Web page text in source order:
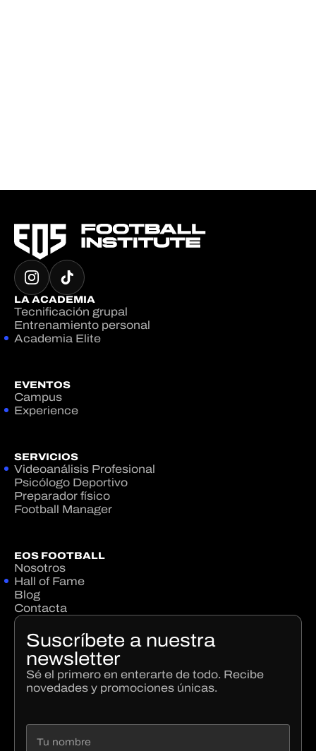
LA ACADEMIA
Tecnificación grupal
Entrenamiento personal
Academia Elite
EVENTOS
Campus
Experience
SERVICIOS
Videoanálisis Profesional
Psicólogo Deportivo
Preparador físico
Football Manager
EOS FOOTBALL
Nosotros
Hall of Fame
Blog
Contacta
Suscríbete a nuestra
newsletter
Sé el primero en enterarte de todo. Recibe
novedades y promociones únicas.